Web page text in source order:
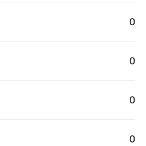
0
0
0
0